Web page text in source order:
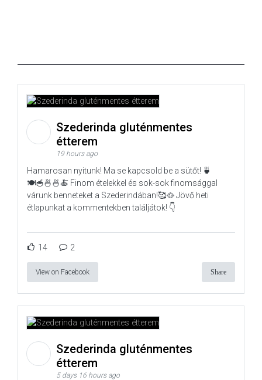
Szederinda gluténmentes
étterem
19 hours ago
Hamarosan nyitunk! Ma se kapcsold be a sütőt! 🍵
🍽️🥣🍜🍜🍝 Finom ételekkel és sok-sok finomsággal
várunk benneteket a Szederindában!🥰🥘 Jövő heti
étlapunkat a kommentekben találjátok! 👇
14 2
View on Facebook Share
Szederinda gluténmentes
étterem
5 days 16 hours ago